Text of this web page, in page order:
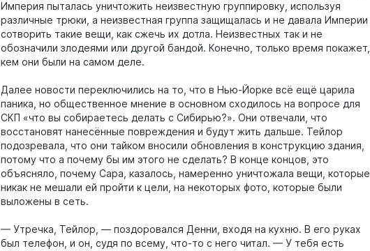
Империя пыталась уничтожить неизвестную группировку, используя
различные трюки, а неизвестная группа защищалась и не давала Империи
сотворить такие вещи, как сжечь их дотла. Неизвестных так и не
обозначили злодеями или другой бандой. Конечно, только время покажет,
кем они были на самом деле.
Далее новости переключились на то, что в Нью-Йорке всё ещё царила
паника, но общественное мнение в основном сходилось на вопросе для
СКП «что вы собираетесь делать с Сибирью?». Они отвечали, что
восстановят нанесённые повреждения и будут жить дальше. Тейлор
подозревала, что они тайком вносили обновления в конструкцию здания,
потому что а почему бы им этого не сделать? В конце концов, это
объясняло, почему Сара, казалось, намеренно уничтожала вещи, которые
никак не мешали ей пройти к цели, на некоторых фото, которые были
выложены в сеть.
— Утречка, Тейлор, — поздоровался Денни, входя на кухню. В его руках
был телефон, и он, судя по всему, что-то с него читал. — У тебя есть